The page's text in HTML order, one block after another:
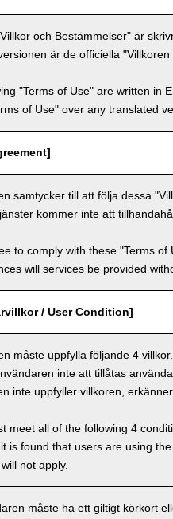
och Bestämmelser" är
är de officiella
"Terms of Use" are written in
of Use" over any translated
samtycker till att följa dessa
kommer inte att
to comply with these "Terms
will services be provided
/ User Condition]
måste uppfylla följande 4
inte att tillåtas
inte uppfyller villkoren,
meet all of the following 4
is found that users are using
not apply.
måste ha ett giltigt körkort